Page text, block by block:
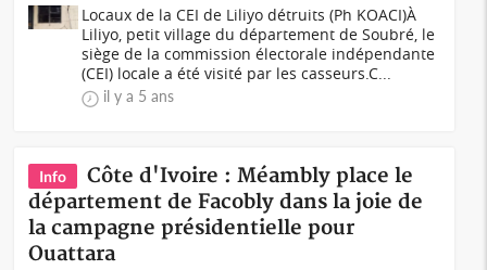
Locaux de la CEI de Liliyo détruits (Ph KOACI)À
Liliyo, petit village du département de Soubré, le
siège de la commission électorale indépendante
(CEI) locale a été visité par les casseurs.C...
il y a 5 ans
Info
Côte d'Ivoire : Méambly place le
département de Facobly dans la joie de
la campagne présidentielle pour
Ouattara